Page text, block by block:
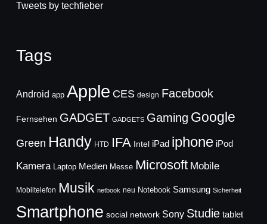
Tweets by techfieber
Tags
Android app Apple CES design Facebook
Fernsehen GADGET GADGETS Gaming Google
Green Handy HTD IFA Intel iPad iphone iPod
Kamera Laptop Medien Messe Microsoft Mobile
Mobiltelefon Musik netbook neu Notebook Samsung Sicherheit
Smartphone social network Sony Studie tablet